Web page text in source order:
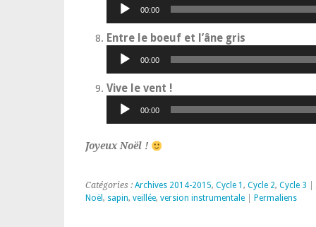
00:00
Entre le boeuf et l’âne gris
00:00
Vive le vent !Lecteur
00:00
Joyeux Noël !
Catégories : Archives 2014-2015, Cycle 1 , Cycle 2, Cycle 3 |
Noël , sapin, veillée, version instrumentale Permaliens